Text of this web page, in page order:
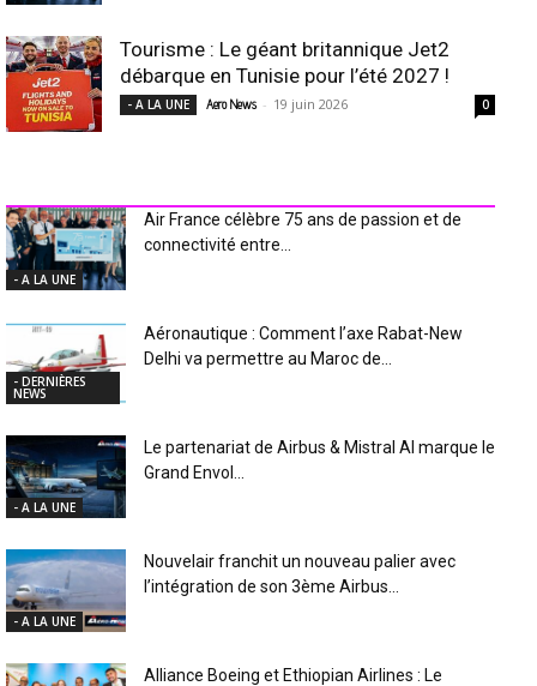
Tourisme : Le géant britannique Jet2
débarque en Tunisie pour l’été 2027 !
- A LA UNE Aero News - 19 juin 2026 0
- A LA UNE
Air France célèbre 75 ans de passion et de
connectivité entre...
- DERNIÈRES
NEWS
Aéronautique : Comment l’axe Rabat-New
Delhi va permettre au Maroc de...
- A LA UNE
Le partenariat de Airbus & Mistral AI marque le
Grand Envol...
- A LA UNE
Nouvelair franchit un nouveau palier avec
l’intégration de son 3ème Airbus...
Alliance Boeing et Ethiopian Airlines : Le